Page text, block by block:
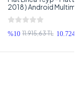
2018 ) Android
Linea Android Double
%10 11.915,63 TL